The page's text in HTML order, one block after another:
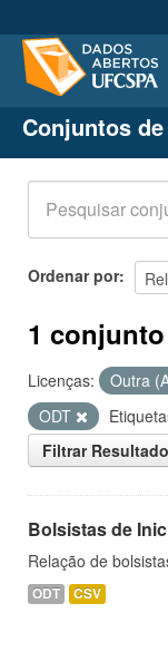
Conjuntos de
Organizações
Grupos
Sobre
Conjuntos
Ordenar por
1
Licenças: Outra
ODT
Filtrar
Bolsistas de
Relação de
ODT CSV